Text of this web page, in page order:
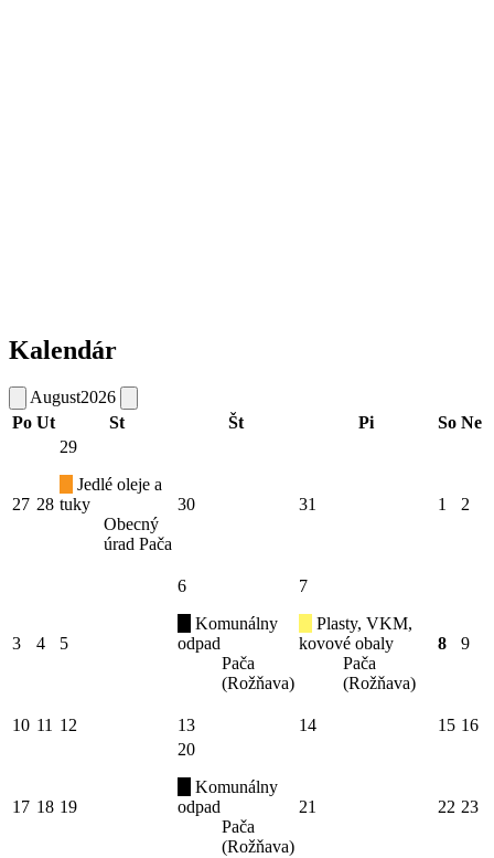
Kalendár
August2026
Po Ut St Št Pi So Ne
27 28
29
Jedlé oleje a
tuky
Obecný
úrad Pača
30 31 1 2
3 4 5
6
Komunálny
odpad
Pača
(Rožňava)
7
Plasty, VKM,
kovové obaly
Pača
(Rožňava)
8 9
10 11 12 13 14 15 16
17 18 19
20
Komunálny
odpad
Pača
(Rožňava)
21 22 23